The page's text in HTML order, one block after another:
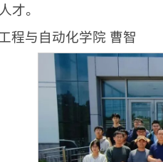
才。
程与自动化学院 曹智